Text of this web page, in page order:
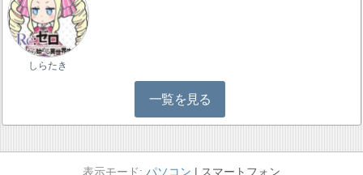
しらたき
一覧を見る
パソコン スマートフォン